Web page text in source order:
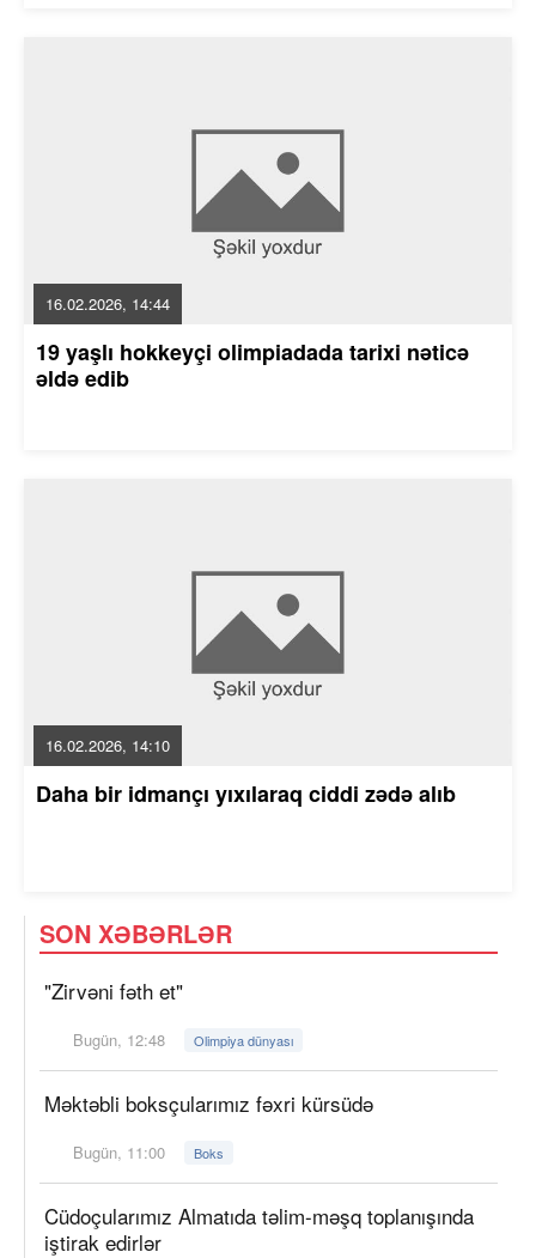
16.02.2026, 14:44
19 yaşlı hokkeyçi olimpiadada tarixi nəticə
əldə edib
16.02.2026, 14:10
Daha bir idmançı yıxılaraq ciddi zədə alıb
SON XƏBƏRLƏR
"Zirvəni fəth et"
Bugün, 12:48 Olimpiya dünyası
Məktəbli boksçularımız fəxri kürsüdə
Bugün, 11:00 Boks
Cüdoçularımız Almatıda təlim-məşq toplanışında
iştirak edirlər